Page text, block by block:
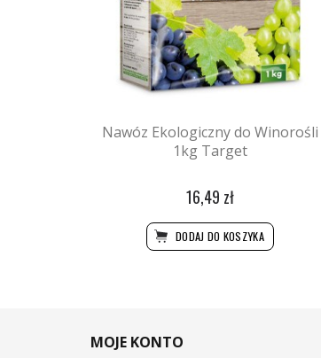
Nawóz Ekologiczny do Winorośli
1kg Target
16,49 zł
DODAJ DO KOSZYKA
MOJE KONTO